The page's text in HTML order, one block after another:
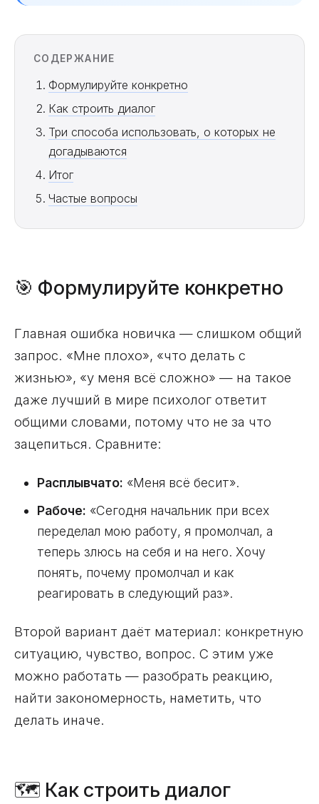
СОДЕРЖАНИЕ
Формулируйте конкретно
Как строить диалог
Три способа использовать, о которых не
догадываются
Итог
Частые вопросы
🎯 Формулируйте конкретно
Главная ошибка новичка — слишком общий
запрос. «Мне плохо», «что делать с
жизнью», «у меня всё сложно» — на такое
даже лучший в мире психолог ответит
общими словами, потому что не за что
зацепиться. Сравните:
Расплывчато: «Меня всё бесит».
Рабоче: «Сегодня начальник при всех
переделал мою работу, я промолчал, а
теперь злюсь на себя и на него. Хочу
понять, почему промолчал и как
реагировать в следующий раз».
Второй вариант даёт материал: конкретную
ситуацию, чувство, вопрос. С этим уже
можно работать — разобрать реакцию,
найти закономерность, наметить, что
делать иначе.
🗺️ Как строить диалог